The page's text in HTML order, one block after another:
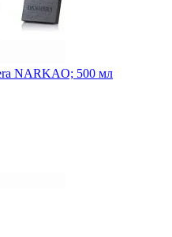
NARKAO; 500 мл